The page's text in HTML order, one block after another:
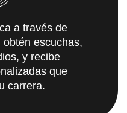
a través de
escuchas,
y recibe
que
carrera.